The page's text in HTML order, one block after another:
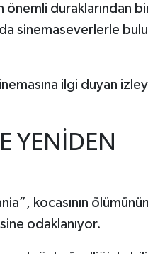
önemli duraklarından
sinemaseverlerle
ilgi duyan
YENİDEN
kocasının
odaklanıyor.